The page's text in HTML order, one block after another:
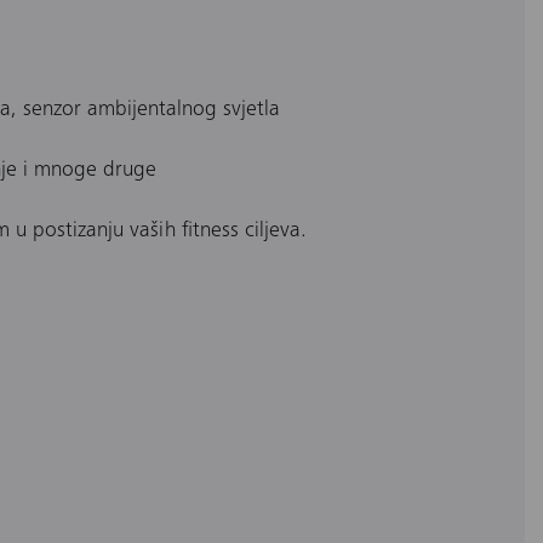
senzor ambijentalnog svjetla
i mnoge druge
u postizanju vaših fitness ciljeva.